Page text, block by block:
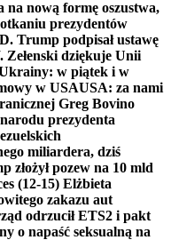
na nową formę oszustwa,
prezydentów
Trump podpisał ustawę
Zełenski dziękuje Unii
w piątek i w
w USAUSA: za nami
Greg Bovino
prezydenta
miliardera, dziś
złożył pozew na 10 mld
(12-15) Elżbieta
zakazu aut
odrzucił ETS2 i pakt
o napaść seksualną na